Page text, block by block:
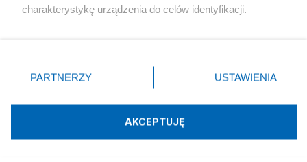
Technologię dostarcza:W3media.pl
charakterystykę urządzenia do celów identyfikacji.
zmienić/wycofać klikając przycisk ustawień prywatności
znajdujący się w lewym dolnym rogu strony
rodzaje przetwarzania danych nie wymagają zgody
użytkownika, ale masz prawo sprzeciwić się takiemu
przetwarzaniu. Preferencje będą miały zastosowania tylko
PARTNERZY USTAWIENIA
AKCEPTUJĘ